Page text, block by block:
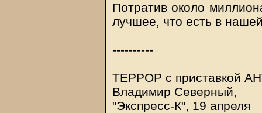
Потратив около
лучшее, что есть в
----------
ТЕРРОР с приставкой
Владимир Северный,
"Экспресс-К", 19 апреля